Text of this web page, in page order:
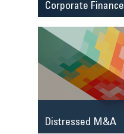
Corporate Finance
Distressed M&A